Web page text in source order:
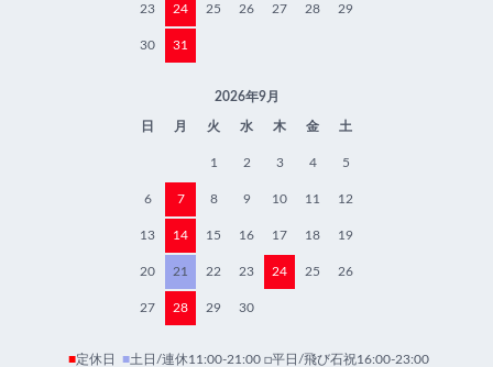
23 24 25 26 27 28 29
30 31
2026年9月
日 月 火 水 木 金 土
1 2 3 4 5
6 7 8 9 10 11 12
13 14 15 16 17 18 19
20 21 22 23 24 25 26
27 28 29 30
■定休日 ■土日/連休11:00-21:00 □平日/飛び石祝16:00-23:00